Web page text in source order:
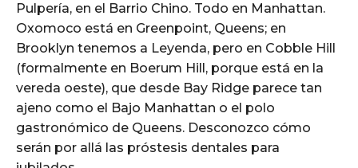
Pulpería, en el Barrio Chino. Todo en Manhattan.
Oxomoco está en Greenpoint, Queens; en
Brooklyn tenemos a Leyenda, pero en Cobble Hill
(formalmente en Boerum Hill, porque está en la
vereda oeste), que desde Bay Ridge parece tan
ajeno como el Bajo Manhattan o el polo
gastronómico de Queens. Desconozco cómo
serán por allá las próstesis dentales para